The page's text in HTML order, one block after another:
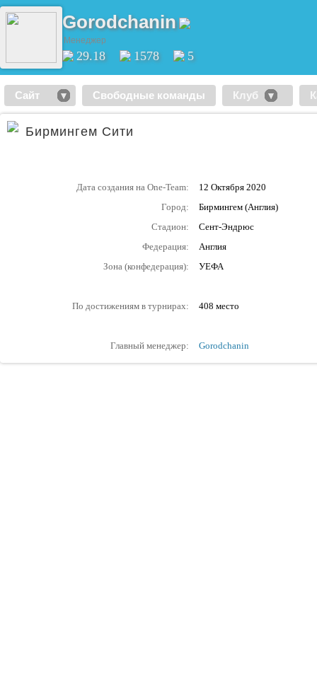
Gorodchanin
Менеджер
29.18 1578 5
Сайт Свободные команды Клуб
Бирмингем Сити
Дата создания на One-Team:
12 Октября 2020
Город:
Бирмингем (Англия)
Стадион:
Сент-Эндрюс
Федерация:
Англия
Зона (конфедерация):
УЕФА
По достижениям в турнирах: 408 место
Главный менеджер: Gorodchanin